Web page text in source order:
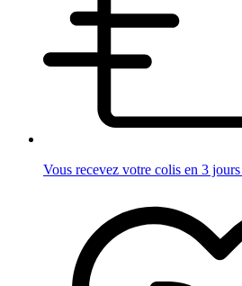
Vous recevez votre colis en 3